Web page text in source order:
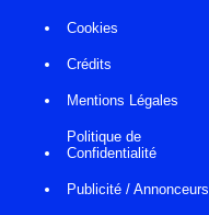
Cookies
Crédits
Mentions Légales
Politique de
Confidentialité
Publicité / Annonceurs